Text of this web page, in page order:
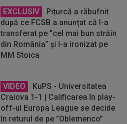
EXCLUSIV
Pițurcă a răbufnit
după ce FCSB a anunțat că l-a
transferat pe ”cel mai bun străin
din România” și l-a ironizat pe
MM Stoica
VIDEO
KuPS - Universitatea
Craiova 1-1 | Calificarea în play-
off-ul Europa League se decide
în returul de pe ”Oblemenco”